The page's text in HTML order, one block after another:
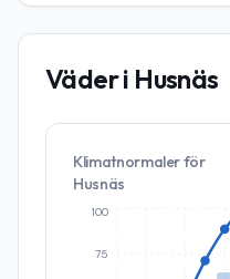
Väder i Husnäs
Klimatnormaler för
Husnäs
75
100